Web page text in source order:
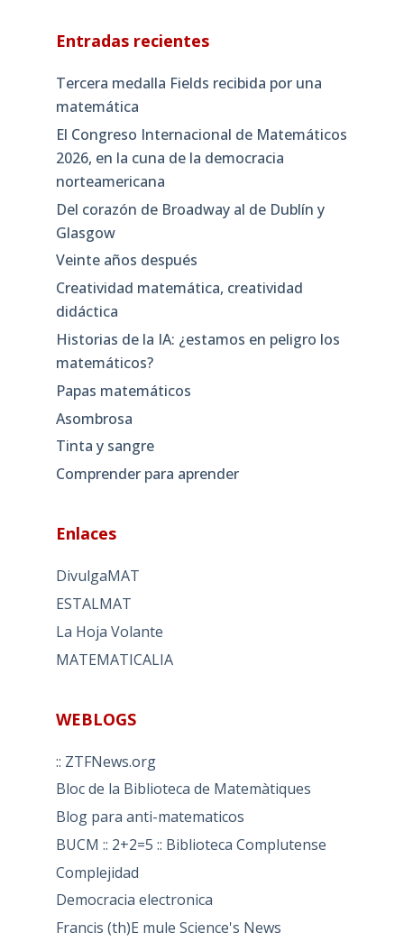
Entradas recientes
Tercera medalla Fields recibida por una
matemática
El Congreso Internacional de Matemáticos
2026, en la cuna de la democracia
norteamericana
Del corazón de Broadway al de Dublín y
Glasgow
Veinte años después
Creatividad matemática, creatividad
didáctica
Historias de la IA: ¿estamos en peligro los
matemáticos?
Papas matemáticos
Asombrosa
Tinta y sangre
Comprender para aprender
Enlaces
DivulgaMAT
ESTALMAT
La Hoja Volante
MATEMATICALIA
WEBLOGS
:: ZTFNews.org
Bloc de la Biblioteca de Matemàtiques
Blog para anti-matematicos
BUCM :: 2+2=5 :: Biblioteca Complutense
Complejidad
Democracia electronica
Francis (th)E mule Science's News